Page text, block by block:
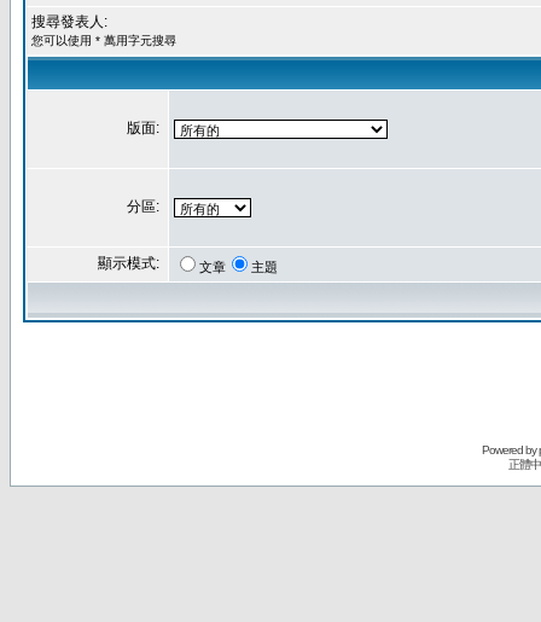
搜尋發表人:
您可以使用 * 萬用字元搜尋
版面:
分區:
顯示模式: 文章 主題
Powered by
正體